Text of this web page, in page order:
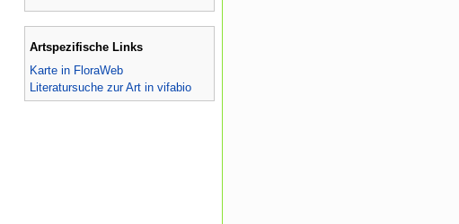
Artspezifische Links
Karte in FloraWeb
Literatursuche zur Art in vifabio